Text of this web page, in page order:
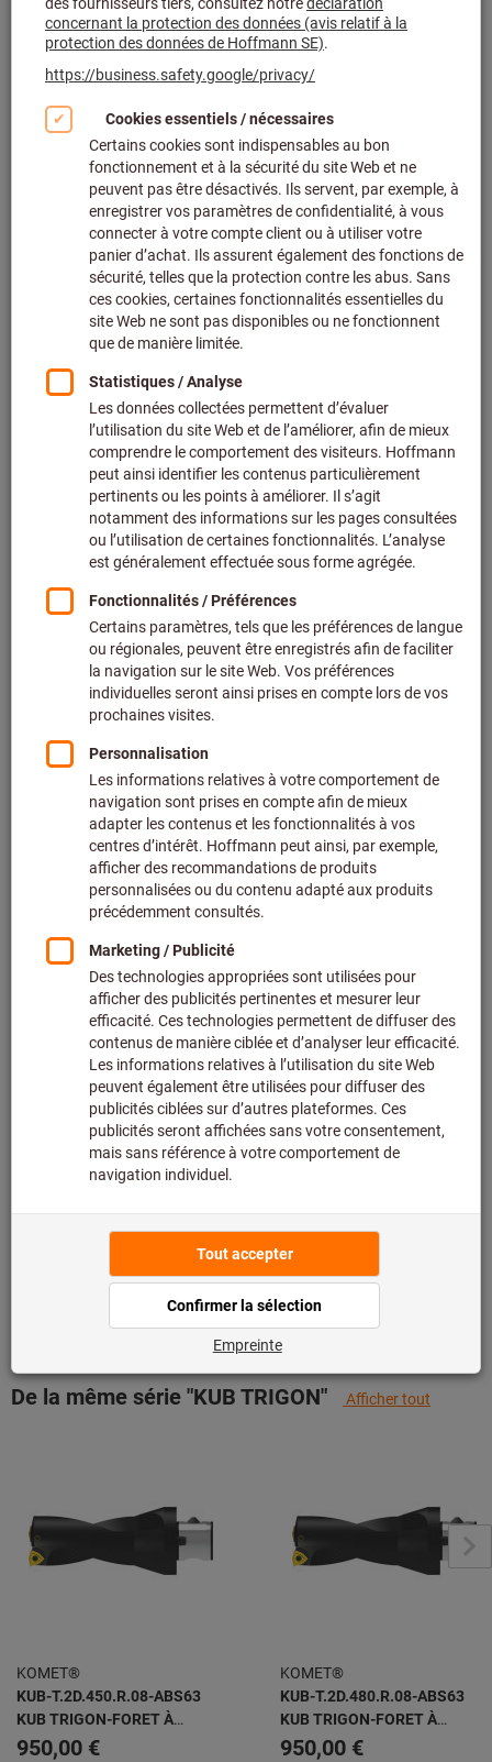
Cliquer pour agrandir l’image
Prix par 1 Unité
+ TVA en vigueur
Prix personnalisés pour les clients professionnels après
connexion.
Ajouter au panier
Délai de livraison estimé : 2 à 3 semaines
Veuillez noter le délai de livraison et les conseils
Nous commandons cet article pour vous directement
chez le fabricant, car il ne fait pas partie de notre
assortiment principal et n’est donc pas en stock chez
nous.Infos
Ajouter à la liste de favoris Partager l’article
Détails du produit
Description
Comparer avec des produits similaires
De la même série "KUB TRIGON" Afficher tout
KOMET®
KUB-T.2D.450.R.08-ABS63
KUB TRIGON-FORET À
PLAQUETTES AMOVIBLES
950,00 €
KOMET®
KUB-T.2D.480.R.08-ABS63
KUB TRIGON-FORET À
PLAQUETTES AMOVIBLES
950,00 €